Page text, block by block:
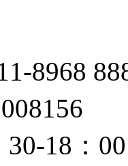
8968
18：00